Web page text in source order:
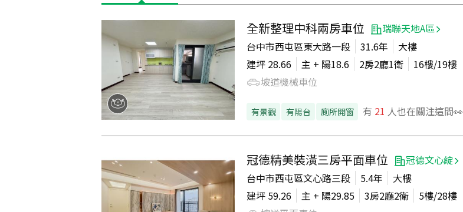
全新整理中科兩房車位
瑞聯天地A區
台中市西屯區東大路一段
31.6年
大樓
建坪 28.66 主 + 陽18.6 2房2廳1衛 16樓/19樓
坡道機械車位
有景觀 有陽台 廁所開窗 有 21 人也在關注這間👀
冠德精美裝潢三房平面車位
冠德文心綻
台中市西屯區文心路三段
5.4年
大樓
建坪 59.26 主 + 陽29.85 3房2廳2衛 5樓/28樓